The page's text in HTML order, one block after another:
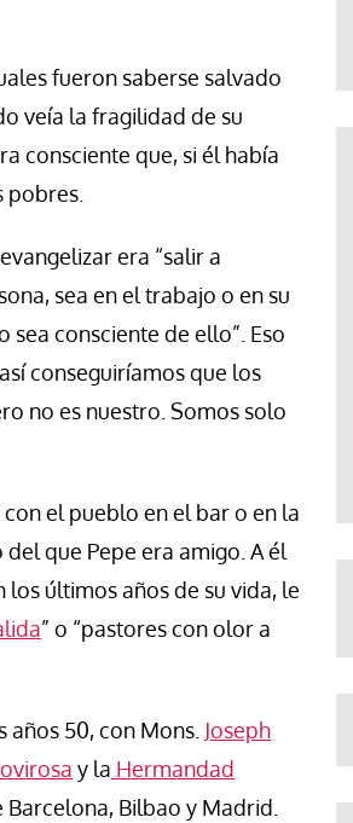
fueron saberse salvado
veía la fragilidad de su
consciente que, si él había
pobres.
era “salir a
sea en el trabajo o en su
consciente de ello”. Eso
conseguiríamos que los
no es nuestro. Somos solo
el pueblo en el bar o en la
que Pepe era amigo. A él
últimos años de su vida, le
” o “pastores con olor a
50, con Mons. Joseph
y la Hermandad
Bilbao y Madrid.